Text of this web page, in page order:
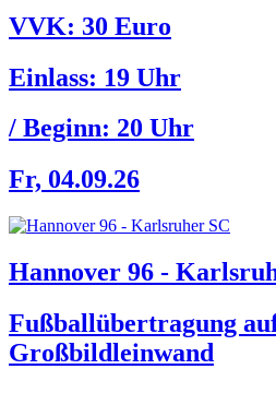
VVK: 30 Euro
Einlass: 19 Uhr
/ Beginn: 20 Uhr
Fr, 04.09.26
Hannover 96 -
Fußballübertragung
Großbildleinwand